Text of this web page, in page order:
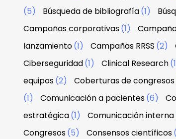
(5)
Búsqueda de bibliografía(1)
Campañas corporativas(1)
lanzamiento(1) Campañas RRSS (2)
Ciberseguridad(1) Clinical Research
equipos(2) Coberturas de congresos
(1)
Comunicación a pacientes(6)
estratégica(1) Comunicación interna
Congresos(5) Consensos científicos